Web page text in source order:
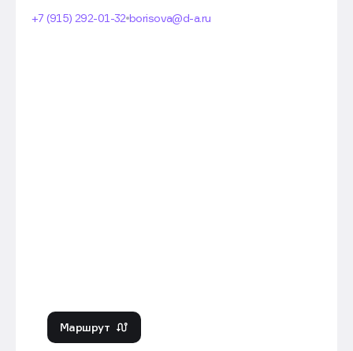
+7 (915) 292-01-32 borisova@d-a.ru
Маршрут